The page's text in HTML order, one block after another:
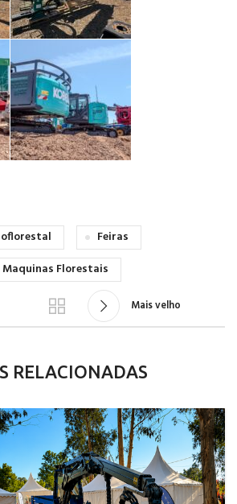
Feiras
Maquinas Florestais
Mais velho
RELACIONADAS